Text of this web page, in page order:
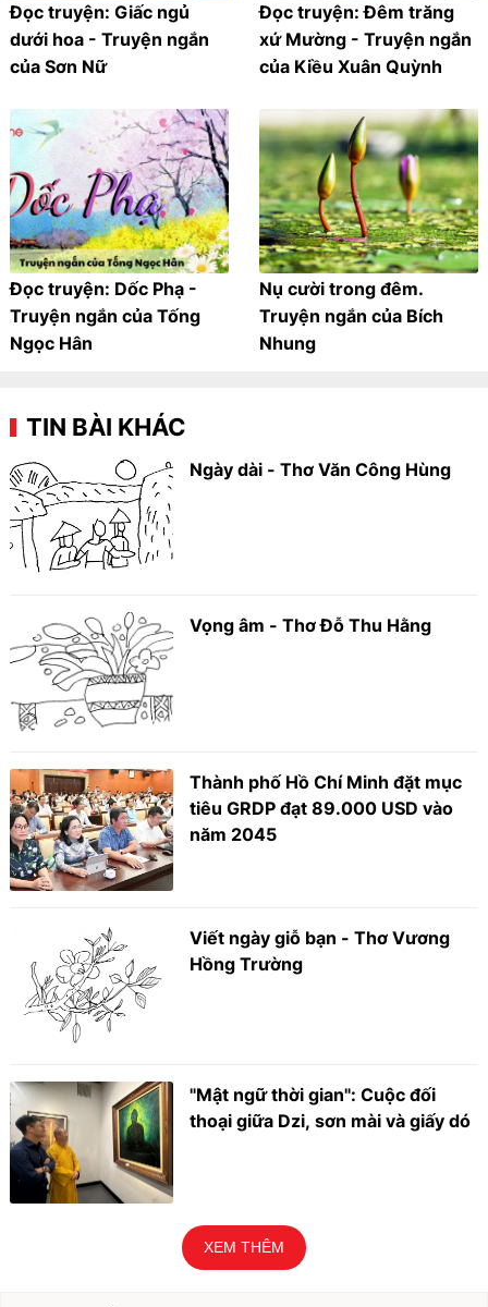
Đọc truyện: Giấc ngủ
dưới hoa - Truyện ngắn
của Sơn Nữ
Đọc truyện: Đêm trăng
xứ Mường - Truyện ngắn
của Kiều Xuân Quỳnh
Đọc truyện: Dốc Phạ -
Truyện ngắn của Tống
Ngọc Hân
Nụ cười trong đêm.
Truyện ngắn của Bích
Nhung
TIN BÀI KHÁC
Ngày dài - Thơ Văn Công Hùng
Vọng âm - Thơ Đỗ Thu Hằng
Thành phố Hồ Chí Minh đặt mục
tiêu GRDP đạt 89.000 USD vào
năm 2045
Viết ngày giỗ bạn - Thơ Vương
Hồng Trường
"Mật ngữ thời gian": Cuộc đối
thoại giữa Dzi, sơn mài và giấy dó
XEM THÊM